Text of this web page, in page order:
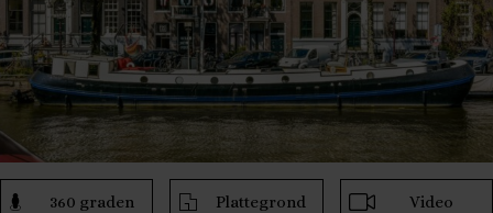
360 graden Plattegrond Video